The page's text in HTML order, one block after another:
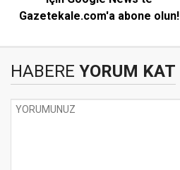
Gazetekale.com'a abone olun!
HABERE YORUM KAT